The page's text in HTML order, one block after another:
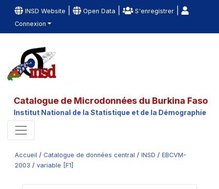
INSD Website Open Data S'enregistrer
Connexion
Catalogue de Microdonnées du Burkina Faso
Institut National de la Statistique et de la Démographie
Accueil / Catalogue de données central / INSD / EBCVM-
2003 / variable [F1]